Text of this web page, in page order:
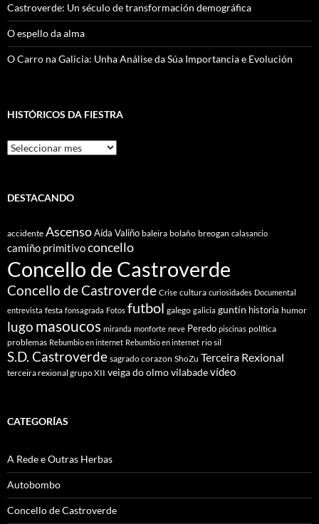
Castroverde: Un século de transformación demográfica
O espello da alma
O Carro na Galicia: Unha Análise da Súa Importancia e Evolución
HISTÓRICOS DA FIESTRA
Históricos
Da
DESTACANDO
accidente AscensoAída Valiño baleira bolaño breogan calasancio
camiño primitivoconcello
Concello de Castroverde
Concello de Castroverde Crise cultura curiosidades Documental
entrevista festa fonsagrada Fotos futbol galego galicia guntín historia humor
lugo masoucos miranda monforte neve Peredo piscinas política
problemas Rebumbio en internet Rebumbio en internet rio sil
S.D. Castroverde sagrado corazon ShoZu Terceira Rexional
terceira rexional grupo XII veiga do olmovilabadevídeo
CATEGORÍAS
A Rede e Outras Herbas
Autobombo
Concello de Castroverde